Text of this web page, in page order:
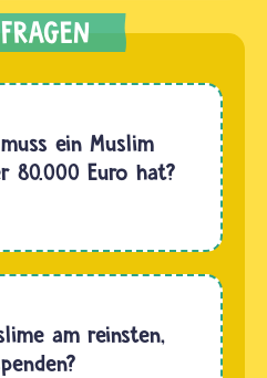
ein Muslim
80.000 Euro hat?
am reinsten,